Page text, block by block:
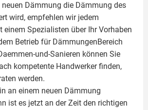
Dämmung die Dämmung des
wird, empfehlen wir jedem
einem Spezialisten über Ihr Vorhaben
Betrieb für DämmungenBereich
und-Sanieren können Sie
kompetente Handwerker finden,
werden.
an einem neuen Dämmung
ist es jetzt an der Zeit den richtigen